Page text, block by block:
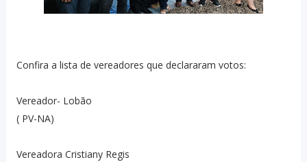
Confira a lista de vereadores que declararam votos:
Vereador- Lobão
( PV-NA)
Vereadora Cristiany Regis